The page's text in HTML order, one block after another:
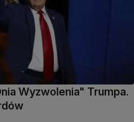
Wyzwolenia" Trumpa.